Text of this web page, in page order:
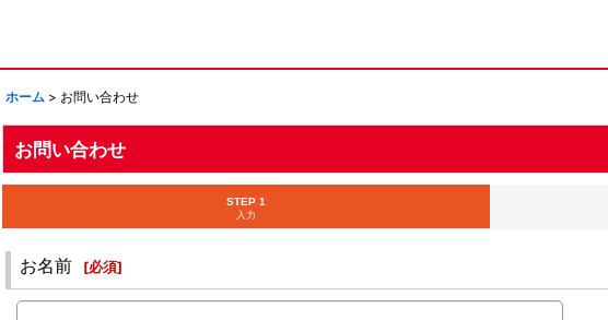
ホーム > お問い合わせ
お問い合わせ
STEP 1
入力
お名前 [必須]